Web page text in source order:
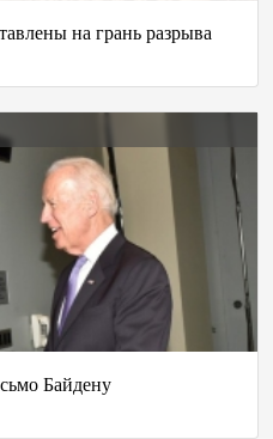
на грань разрыва
Байдену